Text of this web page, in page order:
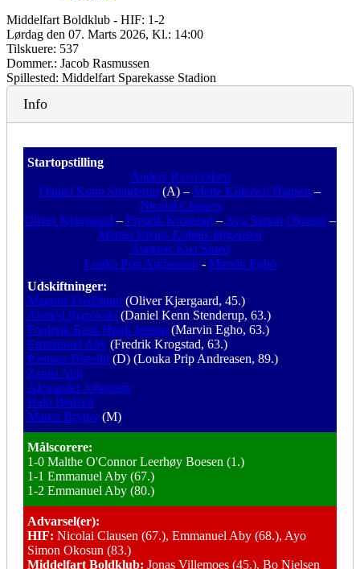
Middelfart Boldklub - HIF: 1-2
Lørdag den 07. Marts 2026, Kl.: 14:00
Tilskuere: 537
Dommer.: Jacob Rasmussen
Spillested: Middelfart Sparekasse Stadion
Info
Startopstilling
Anders Ravn Olsen
Daniel Kenn Stenderup (A) – Malte Kiilerich Hansen –
Nicolai Clausen
Oliver Kjærgaard – Fredrik Krogstad – Ayo Simon Okosun –
Marius Elvius Kolind-Jørgensen
Andreas Kiel Smed
Louka Prip Andreasen - Marvin Egho
Udskiftninger:
Magnus Fredslund (Oliver Kjærgaard, 45.)
Ahmed Iljazovski (Daniel Kenn Stenderup, 63.)
Frederik Rask Høgh Jensen (Marvin Egho, 63.)
Emmanuel Aby (Fredrik Krogstad, 63.)
Rasmus Blæsild (D) (Louka Prip Andreasen, 89.)
Zamir Aliji
Alexander Johansen
Haki Bedzeti
Marco Brylov (M)
Målscorere:
1-0 Malthe O'Connor Leerhøy Boesen (1.)
1-1 Emmanuel Aby (67.)
1-2 Emmanuel Aby (80.)
Advarsel(er):
HIF: Nicolai Clausen (67.), Emmanuel Aby (68.), Ayo
Simon Okosun (83.)
Middelfart Boldklub: Jonas Villemoes (45.), Bo Nielsen